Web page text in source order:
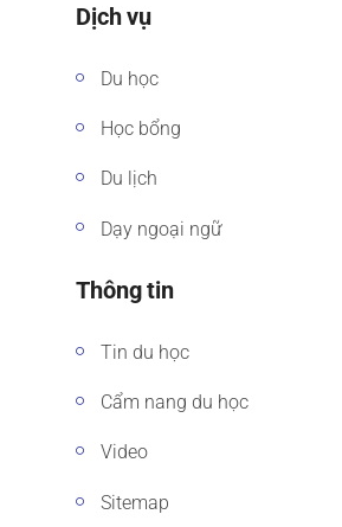
Dịch vụ
Du học
Học bổng
Du lịch
Dạy ngoại ngữ
Thông tin
Tin du học
Cẩm nang du học
Video
Sitemap